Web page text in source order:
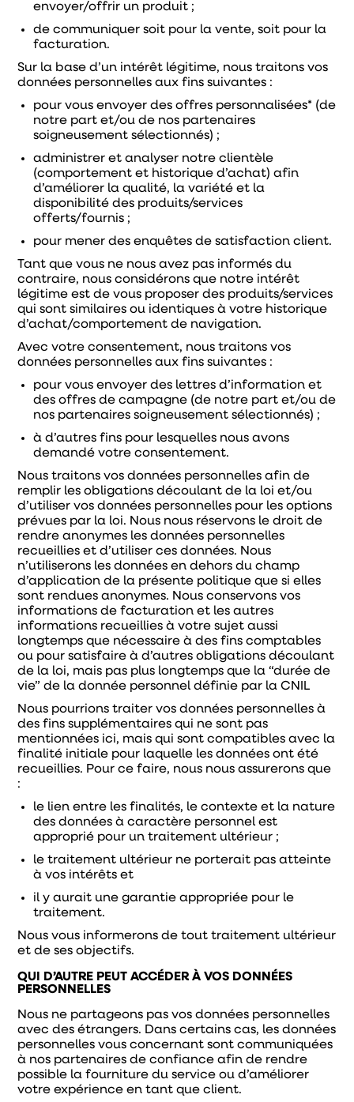
envoyer/offrir un produit ;
de communiquer soit pour la vente, soit pour la
facturation.
Sur la base d’un intérêt légitime, nous traitons vos
données personnelles aux fins suivantes :
pour vous envoyer des offres personnalisées* (de
notre part et/ou de nos partenaires
soigneusement sélectionnés) ;
administrer et analyser notre clientèle
(comportement et historique d’achat) afin
d’améliorer la qualité, la variété et la
disponibilité des produits/services
offerts/fournis ;
pour mener des enquêtes de satisfaction client.
Tant que vous ne nous avez pas informés du
contraire, nous considérons que notre intérêt
légitime est de vous proposer des produits/services
qui sont similaires ou identiques à votre historique
d’achat/comportement de navigation.
Avec votre consentement, nous traitons vos
données personnelles aux fins suivantes :
pour vous envoyer des lettres d’information et
des offres de campagne (de notre part et/ou de
nos partenaires soigneusement sélectionnés) ;
à d’autres fins pour lesquelles nous avons
demandé votre consentement.
Nous traitons vos données personnelles afin de
remplir les obligations découlant de la loi et/ou
d’utiliser vos données personnelles pour les options
prévues par la loi. Nous nous réservons le droit de
rendre anonymes les données personnelles
recueillies et d’utiliser ces données. Nous
n’utiliserons les données en dehors du champ
d’application de la présente politique que si elles
sont rendues anonymes. Nous conservons vos
informations de facturation et les autres
informations recueillies à votre sujet aussi
longtemps que nécessaire à des fins comptables
ou pour satisfaire à d’autres obligations découlant
de la loi, mais pas plus longtemps que la “durée de
vie” de la donnée personnel définie par la CNIL
Nous pourrions traiter vos données personnelles à
des fins supplémentaires qui ne sont pas
mentionnées ici, mais qui sont compatibles avec la
finalité initiale pour laquelle les données ont été
recueillies. Pour ce faire, nous nous assurerons que
:
le lien entre les finalités, le contexte et la nature
des données à caractère personnel est
approprié pour un traitement ultérieur ;
le traitement ultérieur ne porterait pas atteinte
à vos intérêts et
il y aurait une garantie appropriée pour le
traitement.
Nous vous informerons de tout traitement ultérieur
et de ses objectifs.
QUI D’AUTRE PEUT ACCÉDER À VOS DONNÉES
PERSONNELLES
Nous ne partageons pas vos données personnelles
avec des étrangers. Dans certains cas, les données
personnelles vous concernant sont communiquées
à nos partenaires de confiance afin de rendre
possible la fourniture du service ou d’améliorer
votre expérience en tant que client.